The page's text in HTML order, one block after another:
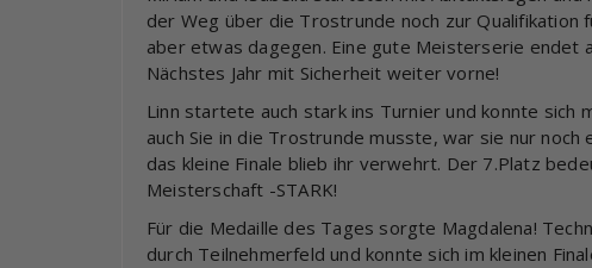
der Weg über die Trostrunde noch zur Qualifikation
aber etwas dagegen. Eine gute Meisterserie endet
Nächstes Jahr mit Sicherheit weiter vorne!
Linn startete auch stark ins Turnier und konnte sich
auch Sie in die Trostrunde musste, war sie nur
das kleine Finale blieb ihr verwehrt. Der 7.Platz
Meisterschaft -STARK!
Für die Medaille des Tages sorgte Magdalena!
durch Teilnehmerfeld und konnte sich im kleinen